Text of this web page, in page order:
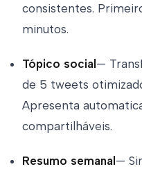
consistentes.
minutos.
Tópico social —
de 5 tweets
Apresenta
compartilháveis.
Resumo semanal —